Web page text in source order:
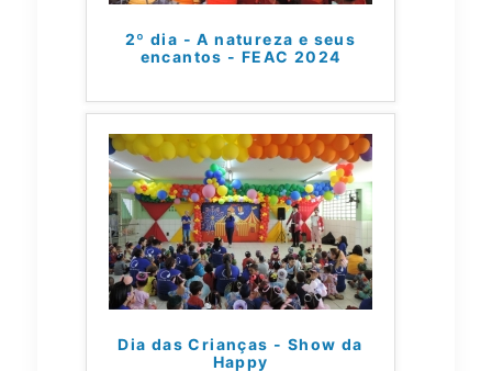
2º dia - A natureza e seus
encantos - FEAC 2024
Dia das Crianças - Show da
Happy